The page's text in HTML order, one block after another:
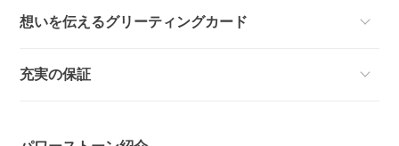
想いを伝えるグリーティングカード
充実の保証